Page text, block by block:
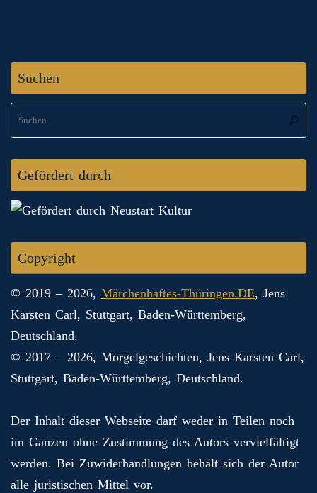
Suchen
Gefördert durch
Copyright
© 2019 – 2026, Märchenhaftes-Thüringen.DE, Jens
Karsten Carl, Stuttgart, Baden-Württemberg,
Deutschland.
© 2017 – 2026, Morgelgeschichten, Jens Karsten Carl,
Stuttgart, Baden-Württemberg, Deutschland.
Der Inhalt dieser Webseite darf weder in Teilen noch
im Ganzen ohne Zustimmung des Autors vervielfältigt
werden. Bei Zuwiderhandlungen behält sich der Autor
alle juristischen Mittel vor.